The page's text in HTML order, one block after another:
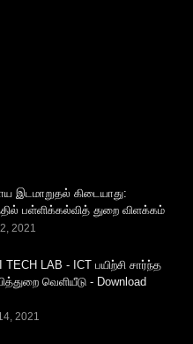
இடமாறுதல் கிடையாது:
பள்ளிக்கல்வித் துறை விளக்கம்
2021
LAB - ICT பயிற்சி சார்ந்த
வெளியீடு - Download
2021